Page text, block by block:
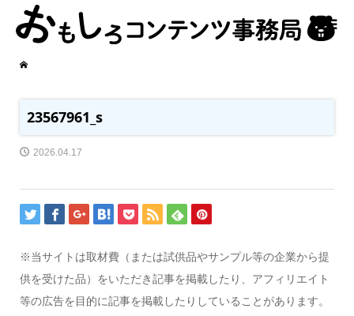
23567961_s
2026.04.17
※当サイトは取材費（または試供品やサンプル等の企業から提
供を受けた品）をいただき記事を掲載したり、アフィリエイト
等の広告を目的に記事を掲載したりしていることがあります。